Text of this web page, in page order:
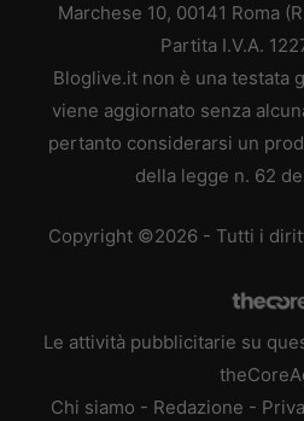
Marchese 10, 00141 Roma
Partita I.V.A.
Bloglive.it non è una testata
viene aggiornato senza
pertanto considerarsi un
della legge n. 62
Copyright ©2026 - Tutti i
Le attività pubblicitarie su
Chi siamo - Redazione -